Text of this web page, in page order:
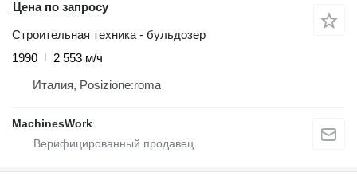
Цена по запросу
Строительная техника - бульдозер
1990
2 553 м/ч
Италия, Posizione:roma
MachinesWork